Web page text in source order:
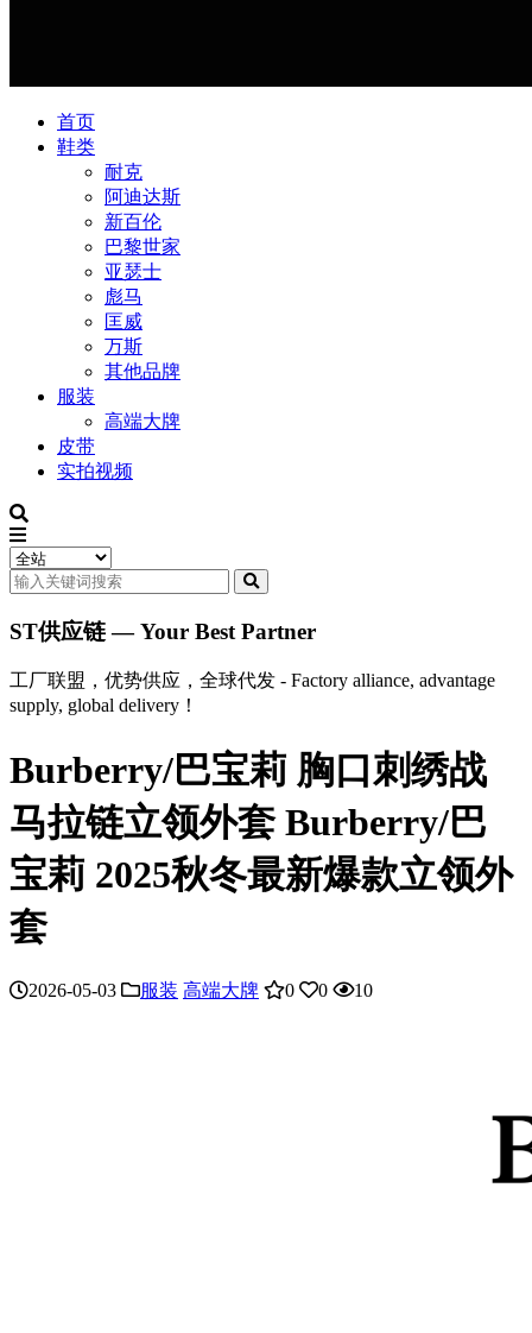
首页
鞋类
耐克
阿迪达斯
新百伦
巴黎世家
亚瑟士
彪马
匡威
万斯
其他品牌
服装
高端大牌
皮带
实拍视频
ST供应链 — Your Best Partner
工厂联盟，优势供应，全球代发 - Factory alliance, advantage
supply, global delivery！
Burberry/巴宝莉 胸口刺绣战
马拉链立领外套 Burberry/巴
宝莉 2025秋冬最新爆款立领外
套
2026-05-03 服装 高端大牌 0 0 10